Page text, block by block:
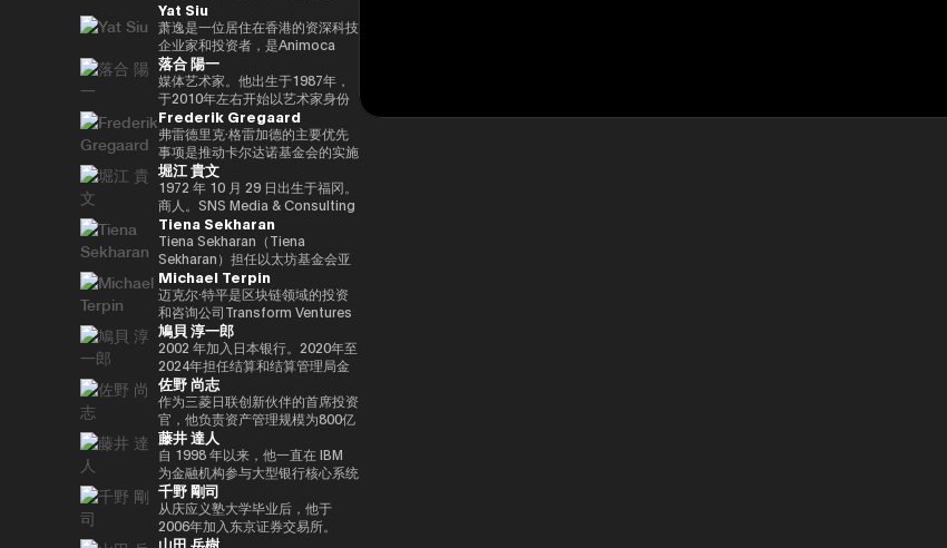
成29年（2017年）的第48届众议
院选举中获得82,345张选票，并
当选第四任期（由香川县第二区希
望党正式批准），并竞选希望党联
合代表选举。希望党代表（11
月-）平成30年（2018年）全国民
主党联合代表（5月至9月）全国
民主党代表（9月〜）新国民民主
党通过令和2（2020）支部党成立
并成为代表（9月）（9月），在
令和3（2021）第49届众议院选
举的第49届众议院选举中获得
94,530张选票，当选为众议员到
目前为止，第 5 学期
2025.05.01。8月财政部（现为财
务部）在职1997/7至1999/6借调
至外务省（中东第一司）
20007/2001/6 金融厅证券交易监
督委员会 2001/7 至 2002/6 国税
厅大阪国税局总务科科长 2002/7
至 2005/6（负责特别任务的部长
官专家）2005/7 至 2005/8 财政
部首席审计局
主席等职务，并以自民党信息技术
战略和特别任务委员会主席的身份
领导自民党的信息技术政策。平成
30/10年第四届安倍改组内阁中任
命了信息技术大臣和负责特殊任务
（科学和技术/知识产权战略/酷日
本战略/太空政策）的部长。负责
数字改革的部长在Reiwa 2的须贺
内阁中就职。第一任数字事务部长
在Reiwa 3就职。现任自民党公共
关系部主任兼数字社会促进部经
理。
ど多様な動画や雑誌の企画や出演
にも関わる。著書『22世紀の資
本主義：やがてお金は絶滅する』
『22世紀の民主主義：選挙はア
ルゴリズムになり、政治家はネコ
になる』、番組「成田悠輔と愛す
べき非生産性の世界」「夜明け前
のPLAYERS」「成田悠輔の聞か
れちゃいけない話」「walk」
「書く気がおきない」など。
顾问。 他也被称为阿里巴巴创始
人马云培育的人，成为 2025/4 年
全球数字资产行业最著名和最有影
响力的人物之一，登上了《福布
斯》杂志的封面。 此外，它在国
际上获得了高度赞誉，例如多次入
选福布斯 “30岁以下30人（消费技
术部门）”。 2025/8 年，我登上
了 “蓝色起源 NS-34” 任务，并作
为世界上第 712 位宇航员前往太
空。 他的兴趣涵盖科技、投资、
艺术、慈善、游戏和太空探索。
（卡尔达诺）” 的创始人。他最初
是以太坊的联合创始人之一，在数
学逻辑和密码学方面有着深厚的背
景。卡尔达诺的特点是在学术研究
和同行评审的基础上开发的，旨在
促进金融普惠和智能合约。目前，
他以输入输出全球（IOG）首席执
行官的身份领导卡尔达诺的技术开
发。
Yat Siu
萧逸是一位居住在香港的资深科技
企业家和投资者，是Animoca
Brands的联合创始人兼执行主
席。Animoca Brands是区块链和
游戏领域的全球领导者，其使命是
为全球游戏玩家和互联网用户提供
数字产权。通过这样做，我们的目
标是实现一个更公平的数字框架，
这将有助于建立新的资产类别、边
玩边赚的经济和开放的元宇宙。
Yat 于 1990 年在德国雅达利开始
了他的职业生涯。1995年，他移
居香港，创立了香港
Cybercity/Freenation，这是亚
洲第一个免费网页和免费电子邮件
服务提供商。1998 年，他创立了
Outblaze，该公司被公认为多语
言白标网络服务的先驱。
Outblaze的消息业务于2009年被
出售给了IBM，然后Outblaze转
变为孵化器，旨在促进在数字娱乐
领域开发服务和产品的项目和公
司。Animoca Brands就是这样一
家孵化公司，它成立于2014年。
2017 年，我们建立了道尔顿学习
实验室，这是一个课后数字实验
室，旨在培养发散思维和设计思维
等技能，而这些技能在传统教育体
系中并不受到重视。他还是
ThinkBlaze的创始人，
落合 陽一
媒体艺术家。他出生于1987年，
于2010年左右开始以艺术家身份
工作。她的作品以物化、转型和对
边界地区群众的钦佩为主题。筑波
大学/东京大学副教授，2025年日
本国际博览会（大阪/关西世博
会）主题项目制作人。写真集《渴
望弥撒（2019年阿曼那）》和
NFT作品《波浪的再数字化
（2021年基金会）》等获得了
2016年PrixarElectronica荣誉
奖、欧盟的StartsPrize和2019年
SXSWCreative
ExperienceArrowardsCreative
ExperienceArrowards。《阿波
罗》杂志40岁以下40位艺术与科
技，亚洲数字艺术奖卓越奖，以及
日本媒体艺术节艺术部评审委员会
推荐的许多作品。
Frederik Gregaard
弗雷德里克·格雷加德的主要优先
事项是推动卡尔达诺基金会的实施
战略，领导每项使命的整合和执
行，并实现快速价值创造，以使用
卡尔达诺实现包容性和公平的增
长。在加入基金会之前，他在瑞士
和斯堪的纳维亚国家工作了17年
以上，在专业服务和金融行业工
作，专注于资本市场、数字资产管
理、私人银行和交易基础设施。
堀江 貴文
1972 年 10 月 29 日出生于福冈。
商人。SNS Media & Consulting
Co., Ltd. 的创始人目前，他们活
跃于火箭开发、应用生产以及作为
预防医学促进协会对人们进行预防
医学教育等各个领域。会员制在线
沙龙 “堀江隆文创新大学（HIU）”
正在开发各种项目，拥有近700名
会员。
http://salon.horiemon.com 这
本书《如果你花钱，就用它来保护
自己的身体》。“CHATGPT 与
“没有未来工作的人”、“2035 年日
本堀右卫门在 10 年后对未来的完
整预测” 等
Tiena Sekharan
Tiena Sekharan（Tiena
Sekharan）担任以太坊基金会亚
太地区（APAC）地区机构负责
人，并通过促进企业领域的采用来
领导以太坊生态系统的发展。他的
职业生涯始于传统金融行业，曾担
任雷曼兄弟、法国巴黎银行和摩根
大通等重要职位。在加入以太坊基
金会之前，我属于摩根大通的区块
链部门KineXYS，负责推广摩根大
通硬币和代币化存款等产品。
Michael Terpin
迈克尔·特平是区块链领域的投资
和咨询公司Transform Ventures
的创始人兼首席执行官，同时也是
Supercycle Genesis Partners,
LP的首席执行官兼首席投资官
（CIO）。该基金是世界上第一个
专门研究比特币的算法加密资产对
冲基金，它建立了一个投资假设，
即比特币每个周期都以高价出售，
并以最低价格回购更多比特币。
Turpin是一位经验丰富的高管，作
为连续创业者和投资者活跃了超过
35年，并成功退出多次。基于这
一往绩，成立了位于波多黎各的家
族办公室Transform Capital。他
鳩貝 淳一郎
2002 年加入日本银行。2020年至
2024年担任结算和结算管理局金
融科技小组负责人。2024-2025
年，金融科技中心副主任兼数字货
币验证组负责人。他从 2025/7 年
起被借调，目前担任现任职务。自
2025/4以来，他一直是东京大学
经济学研究生院CARF的受邀研究
员。翻译内容包括 “比特币和区块
链：支持加密货币的技术”（NTT
Publishing）和 “掌握以太坊——
构建智能合约和去中心化应用程
佐野 尚志
作为三菱日联创新伙伴的首席投资
官，他负责资产管理规模为800亿
日元的基金中的创业投资和业务发
展，主要是在日本、美国和亚洲。
在加入MUIP之前，他曾在独立风
险投资公司Global Brain参与国内
和国际创业投资和CVC管理。在
此之前，他在索尼担任品类经理，
经营海外业务，负责为技术投资和
藤井 達人
自 1998 年以来，他一直在 IBM
为金融机构参与大型银行核心系统
开发和咨询服务。在微软工作后，
他参与了三菱日联金融集团的创新
业务并领导了DX项目。在AU
Financial Holdings担任执行官、
千野 剛司
从庆应义塾大学毕业后，他于
2006年加入东京证券交易所。
2008年金融危机后，他参与了债
山田 岳樹